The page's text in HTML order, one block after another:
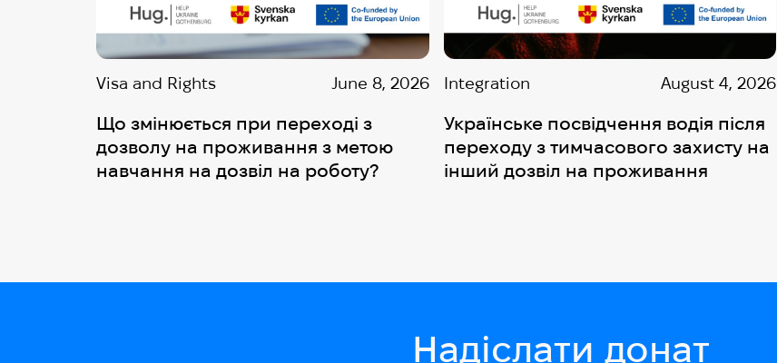
Visa and Rights June 8, 2026
Що змінюється при переході з
дозволу на проживання з метою
навчання на дозвіл на роботу?
Integration August 4, 2026
Українське посвідчення водія після
переходу з тимчасового захисту на
інший дозвіл на проживання
Надіслати донат